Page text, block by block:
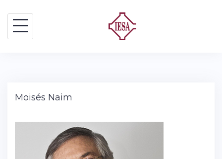
contenido
Moisés Naim